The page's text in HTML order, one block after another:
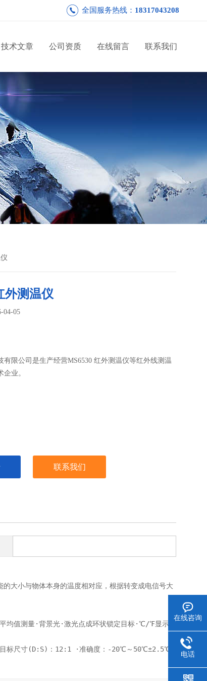
全国服务热线： 18317043208
技术文章 公司资质 在线留言 联系我们
外测温仪
04-05
有限公司是生产经营MS6530 红外测温仪等红外线测温
业。
联系我们
大小与物体本身的温度相对应，根据转变成电信号大
值测量·背景光·激光点成环状锁定目标·℃/℉显示选择·数
目标尺寸(D:S)：12:1 ·准确度：-20℃～50℃±2.5℃ 51℃
在线咨询
电话